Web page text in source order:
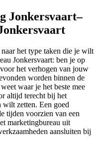
Jonkersvaart–
het type taken die je wilt
Jonkersvaart: ben je op
het verhogen van jouw
worden binnen de
waar je het beste mee
altijd terecht bij het
wilt zetten. Een goed
tijden voorzien van een
marketingbureau uit
aansluiten bij